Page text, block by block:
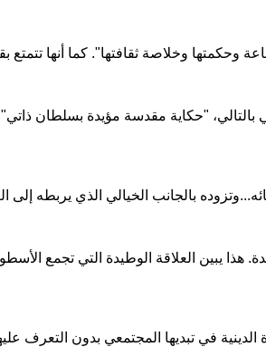
وحكمتها وخلاصة ثقافتها". كما أنها
"حكاية مقدسة مؤيدة بسلطان ذاتي"،
بالجانب الخيالي الذي يربطه إلى
يبين العلاقة الوطيدة التي تجمع
في تبديها المجتمعي بدون التعرف